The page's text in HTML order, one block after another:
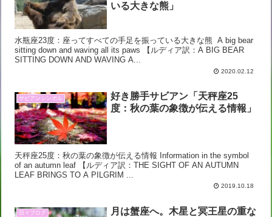
いる大きな熊」
水瓶座23度：座ってすべての手足を振っている大きな熊 A big bear
sitting down and waving all its paws 【ルディア訳：A BIG BEAR
SITTING DOWN AND WAVING A...
2020.02.12
サビアンシンボル
好き勝手サビアン「天秤座25
度：秋の葉の象徴が伝える情報」
天秤座25度：秋の葉の象徴が伝える情報 Information in the symbol
of an autumn leaf 【ルディア訳：THE SIGHT OF AN AUTUMN
LEAF BRINGS TO A PILGRIM ...
2019.10.18
日々ブログ
月は蟹座へ。木星と冥王星の重な